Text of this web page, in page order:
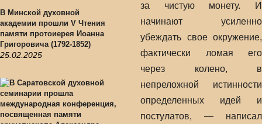
В Минской духовной
академии прошли V Чтения
памяти протоиерея Иоанна
Григоровича (1792-1852)
25.02.2025
за чистую монету. И
начинают усиленно
убеждать свое окружение,
фактически ломая его
через колено, в
непреложной истинности
определенных идей и
постулатов, — написал